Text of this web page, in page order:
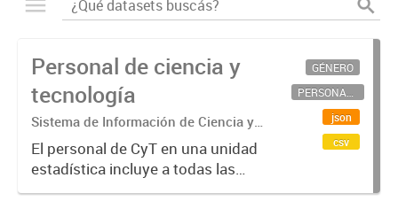
Personal de ciencia y
tecnología
Sistema de Información de Ciencia y
Tecnología Argentino (SICYTAR)
El personal de CyT en una unidad
estadística incluye a todas las
personas involucradas
GÉNERO
PERSONAL CIENTÍFICO-TECNOLÓGICO
json
csv